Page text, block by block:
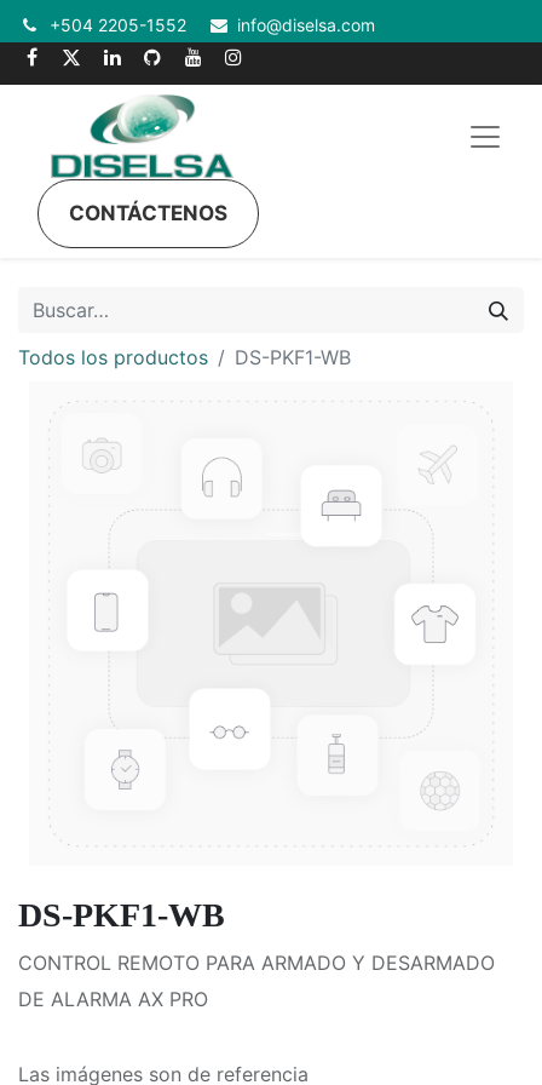
+504 2205-1552 info@diselsa.com
CONTÁCTENOS
Todos los productos DS-PKF1-WB
DS-PKF1-WB
CONTROL REMOTO PARA ARMADO Y DESARMADO
DE ALARMA AX PRO
Las imágenes son de referencia